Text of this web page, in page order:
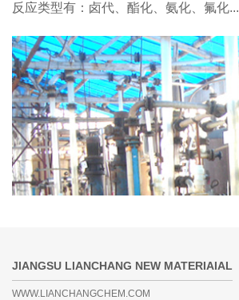
反应类型有：卤代、酯化、氨化、氟化...
JIANGSU LIANCHANG NEW MATERIAIAL
WWW.LIANCHANGCHEM.COM